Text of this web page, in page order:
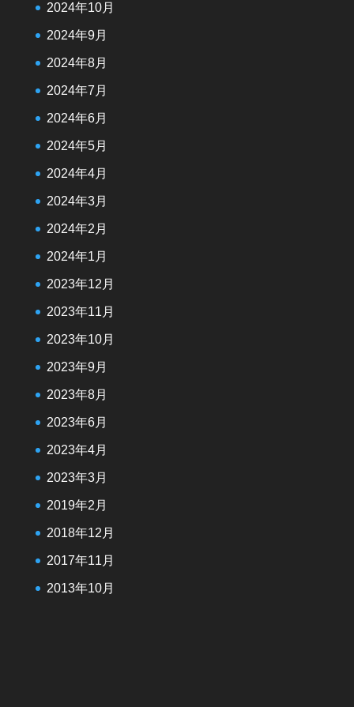
2024年10月
2024年9月
2024年8月
2024年7月
2024年6月
2024年5月
2024年4月
2024年3月
2024年2月
2024年1月
2023年12月
2023年11月
2023年10月
2023年9月
2023年8月
2023年6月
2023年4月
2023年3月
2019年2月
2018年12月
2017年11月
2013年10月